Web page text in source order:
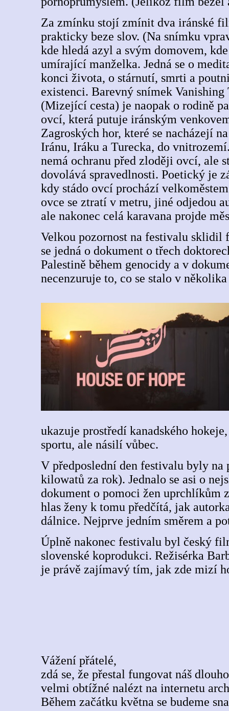
Za zmínku stojí zmínit dva iránské
prakticky beze slov. (Na snímku
kde hledá azyl a svým domovem,
umírající manželka. Jedná se o
konci života, o stárnutí, smrti a
existenci. Barevný snímek Vanishing
(Mizející cesta) je naopak o rodině
ovcí, která putuje iránským
Zagroských hor, které se nacházejí
Iránu, Iráku a Turecka, do
nemá ochranu před zloději ovcí, ale
dovolává spravedlnosti. Poetický je
kdy stádo ovcí prochází
ovce se ztratí v metru, jiné odjedou
ale nakonec celá karavana projde
Velkou pozornost na festivalu
se jedná o dokument o třech
Palestině během genocidy a v
necenzuruje to, co se stalo v
ukazuje prostředí kanadského
sportu, ale násilí vůbec.
V předposlední den festivalu byly
kilowatů za rok). Jednalo se asi o
dokument o pomoci žen uprchlíkům
hlas ženy k tomu předčítá, jak
dálnice. Nejprve jedním směrem a
Úplně nakonec festivalu byl český
slovenské koprodukci. Režisérka
je právě zajímavý tím, jak zde mizí
Vážení přátelé,
zdá se, že přestal fungovat náš
velmi obtížné nalézt na internetu
Během začátku května se budeme